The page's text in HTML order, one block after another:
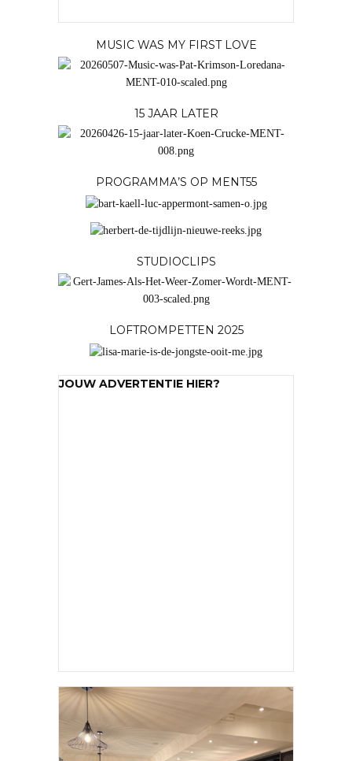
MUSIC WAS MY FIRST LOVE
15 JAAR LATER
PROGRAMMA’S OP MENT55
STUDIOCLIPS
LOFTROMPETTEN 2025
JOUW ADVERTENTIE HIER?